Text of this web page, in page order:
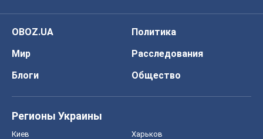
OBOZ.UA
Политика
Мир
Расследования
Блоги
Общество
Регионы Украины
Киев Харьков